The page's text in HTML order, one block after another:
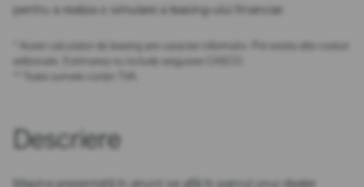
pentru a realiza o simulare a leasing-ului financiar.
* Acest calculator de leasing are caracter informativ. Pot exista alte costuri
adiționale. Estimarea nu include asigurare CASCO.
** Toate sumele conțin TVA.
Descriere
Mașina prezentată în anunț se află în parcul unui dealer